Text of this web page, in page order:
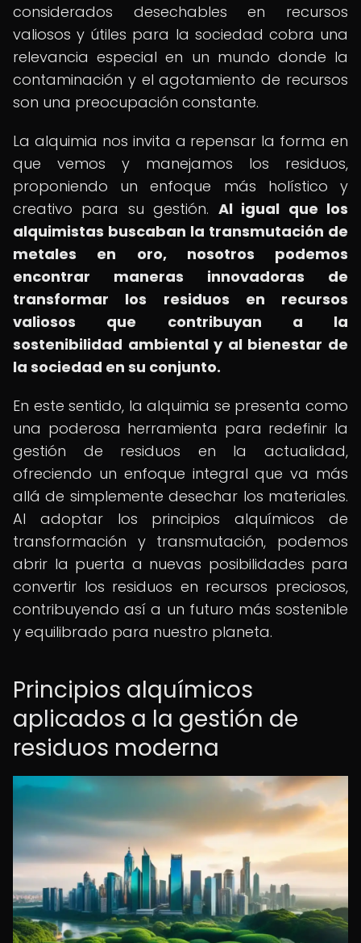
considerados desechables en recursos
valiosos y útiles para la sociedad cobra una
relevancia especial en un mundo donde la
contaminación y el agotamiento de recursos
son una preocupación constante.
La alquimia nos invita a repensar la forma en
que vemos y manejamos los residuos,
proponiendo un enfoque más holístico y
creativo para su gestión. Al igual que los
alquimistas buscaban la transmutación de
metales en oro, nosotros podemos
encontrar maneras innovadoras de
transformar los residuos en recursos
valiosos que contribuyan a la
sostenibilidad ambiental y al bienestar de
la sociedad en su conjunto.
En este sentido, la alquimia se presenta como
una poderosa herramienta para redefinir la
gestión de residuos en la actualidad,
ofreciendo un enfoque integral que va más
allá de simplemente desechar los materiales.
Al adoptar los principios alquímicos de
transformación y transmutación, podemos
abrir la puerta a nuevas posibilidades para
convertir los residuos en recursos preciosos,
contribuyendo así a un futuro más sostenible
y equilibrado para nuestro planeta.
Principios alquímicos
aplicados a la gestión de
residuos moderna